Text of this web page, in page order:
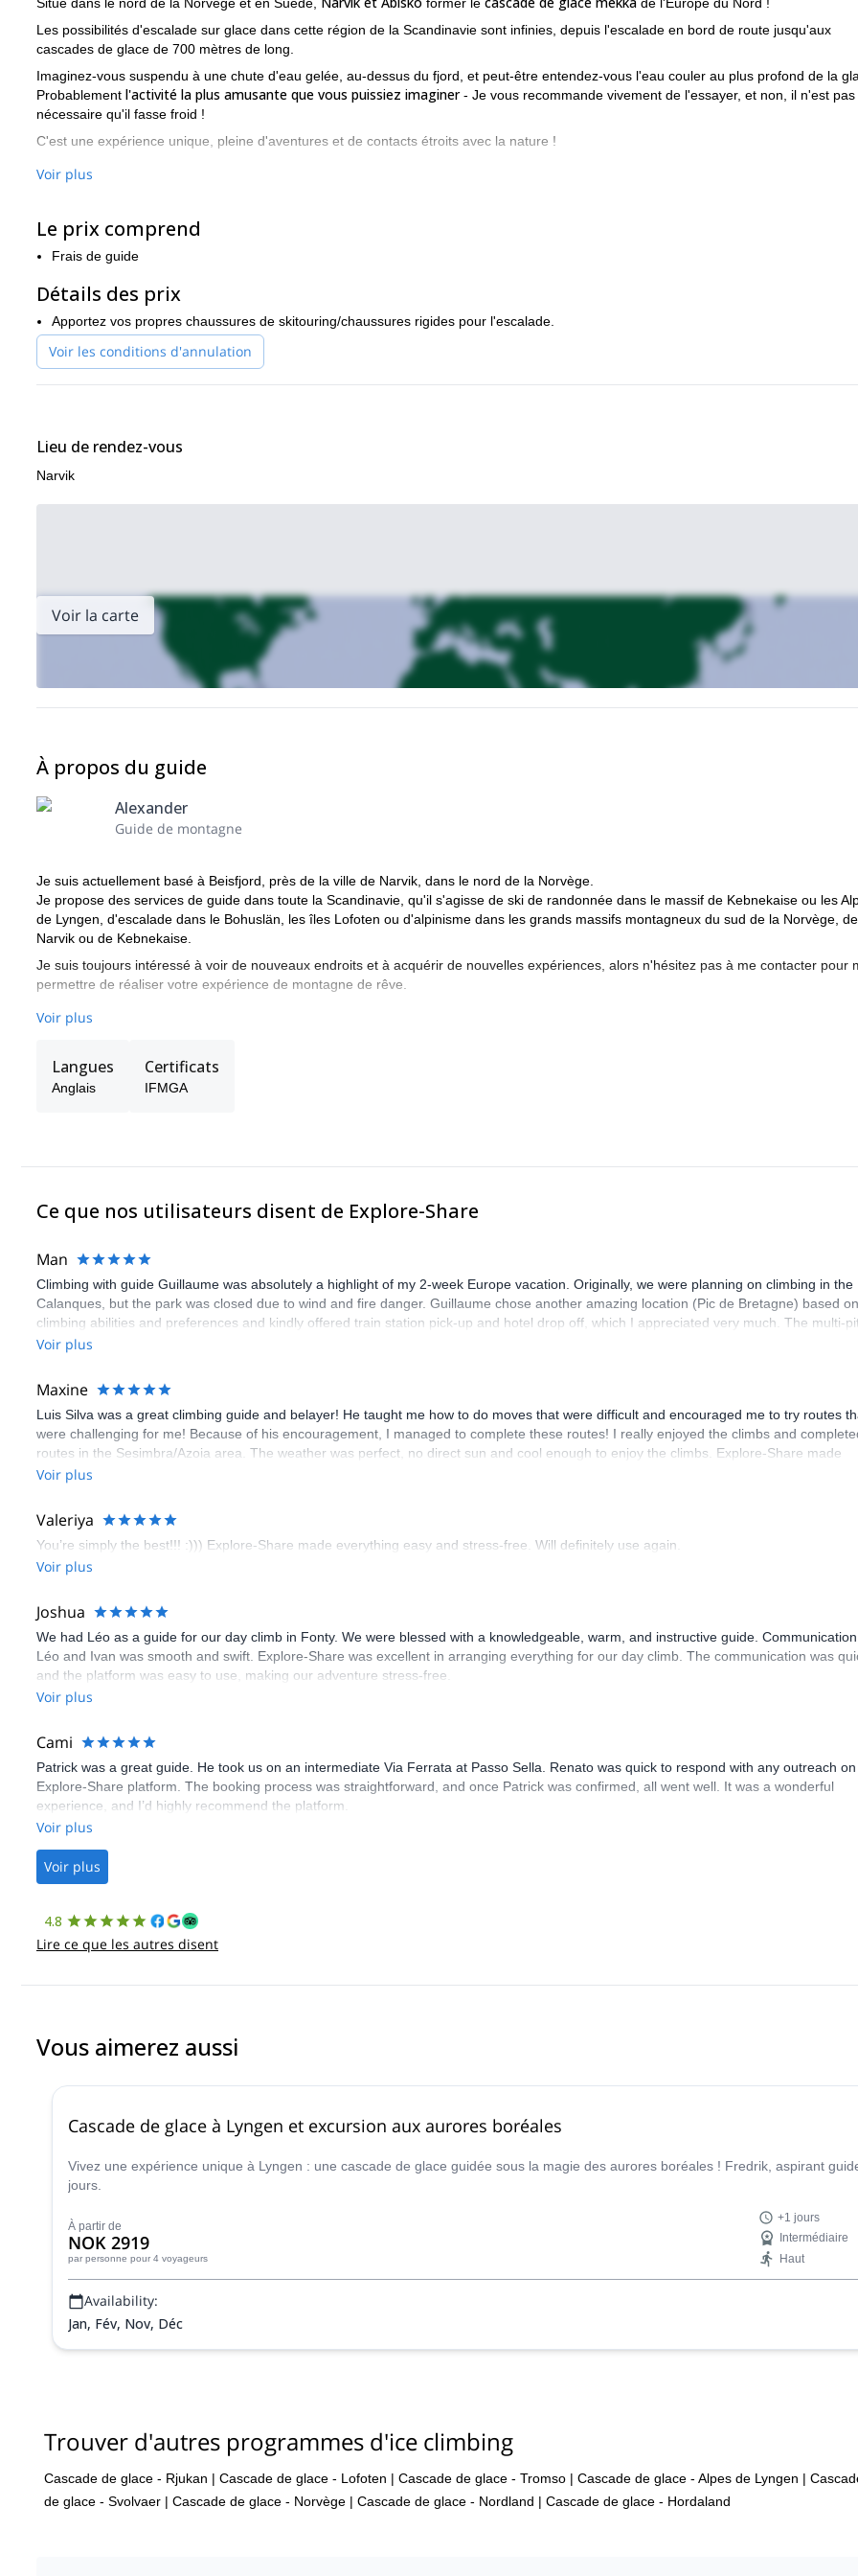
Les possibilités d'escalade sur glace dans cette région de la Scandinavie sont infinies, depuis l'escalade en bord de route jusqu'aux
cascades de glace de 700 mètres de long.
Imaginez-vous suspendu à une chute d'eau gelée, au-dessus du fjord, et peut-être entendez-vous l'eau couler au plus profond de la
Probablement l'activité la plus amusante que vous puissiez imaginer- Je vous recommande vivement de l'essayer, et non, il n'est pas
nécessaire qu'il fasse froid !
C'est une expérience unique, pleine d'aventures et de contacts étroits avec la nature !
Narvik, du côté norvégien, et Abisko, du côté suédois, offrent de nombreuses possibilités, tant pour les débutants que pour les
glace expérimentés.
d'origine, et je serai heureux de vous guider !
Voir plus
Le prix comprend
Frais de guide
Détails des prix
Apportez vos propres chaussures de skitouring/chaussures rigides pour l'escalade.
Voir les conditions d'annulation
Lieu de rendez-vous
Narvik
Voir la carte
À propos du guide
Alexander
Guide de montagne
Je suis actuellement basé à Beisfjord, près de la ville de Narvik, dans le nord de la Norvège.
Je propose des services de guide dans toute la Scandinavie, qu'il s'agisse de ski de randonnée dans le massif de Kebnekaise ou les
de Lyngen, d'escalade dans le Bohuslän, les îles Lofoten ou d'alpinisme dans les grands massifs montagneux du sud de la Norvège, de
Narvik ou de Kebnekaise.
Je suis toujours intéressé à voir de nouveaux endroits et à acquérir de nouvelles expériences, alors n'hésitez pas à me contacter pour
permettre de réaliser votre expérience de montagne de rêve.
Instructeur d'escalade UIAA/SKF, aspirant guide de montagne IFMGA/UIAGM, technicien d'avalanche SVELAV/CAA et NOLS Wilderness
First Responder, mais surtout skieur et grimpeur passionné.
Voir plus
Langues
Anglais
Certificats
IFMGA
Ce que nos utilisateurs disent de Explore-Share
Man
Climbing with guide Guillaume was absolutely a highlight of my 2-week Europe vacation. Originally, we were planning on climbing in the
Calanques, but the park was closed due to wind and fire danger. Guillaume chose another amazing location (Pic de Bretagne) based
climbing abilities and preferences and kindly offered train station pick-up and hotel drop off, which I appreciated very much. The multi-
route we did was not only fun but also the right amount of challenge, which I thoroughly enjoyed. The communication from the team
Voir plus
Maxine
Luis Silva was a great climbing guide and belayer! He taught me how to do moves that were difficult and encouraged me to try routes
were challenging for me! Because of his encouragement, I managed to complete these routes! I really enjoyed the climbs and
routes in the Sesimbra/Azoia area. The weather was perfect, no direct sun and cool enough to enjoy the climbs. Explore-Share made
booking an outdoor climbing experience in Lisbon extremely easy. Luis, our guide, was fantastic, and the platform’s organization was
Voir plus
Valeriya
You’re simply the best!!! :))) Explore-Share made everything easy and stress-free. Will definitely use again.
Voir plus
Joshua
We had Léo as a guide for our day climb in Fonty. We were blessed with a knowledgeable, warm, and instructive guide.
Léo and Ivan was smooth and swift. Explore-Share was excellent in arranging everything for our day climb. The communication was
and the platform was easy to use, making our adventure stress-free.
Voir plus
Cami
Patrick was a great guide. He took us on an intermediate Via Ferrata at Passo Sella. Renato was quick to respond with any outreach
Explore-Share platform. The booking process was straightforward, and once Patrick was confirmed, all went well. It was a wonderful
experience, and I’d highly recommend the platform.
Voir plus
Voir plus
4.8
Lire ce que les autres disent
Vous aimerez aussi
Cascade de glace à Lyngen et excursion aux aurores boréales
Vivez une expérience unique à Lyngen : une cascade de glace guidée sous la magie des aurores boréales ! Fredrik, aspirant
jours.
À partir de
NOK 2919
par personne pour 4 voyageurs
+1 jours
Intermédiaire
Haut
Availability:
Jan, Fév, Nov, Déc
Trouver d'autres programmes d'ice climbing
Cascade de glace - Rjukan | Cascade de glace - Lofoten | Cascade de glace - Tromso | Cascade de glace - Alpes de Lyngen |
de glace - Svolvaer | Cascade de glace - Norvège | Cascade de glace - Nordland | Cascade de glace - Hordaland